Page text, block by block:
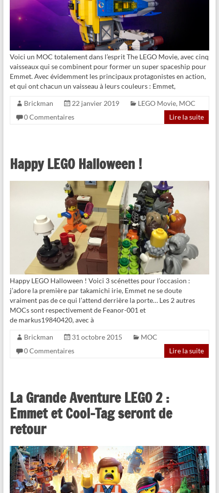
Voici un MOC totalement dans l’esprit The LEGO Movie, avec cinq
vaisseaux qui se combinent pour former un super spaceship pour
Emmet. Avec évidemment les principaux protagonistes en action,
et qui ont chacun un vaisseau à leurs couleurs : Emmet,
Brickman 22 janvier 2019 LEGO Movie, MOC
0 Commentaires
Lire la suite
Happy LEGO Halloween !
Happy LEGO Halloween ! Voici 3 scénettes pour l’occasion :
j’adore la première par takamichi irie, Emmet ne se doute
vraiment pas de ce qui l’attend derrière la porte… Les 2 autres
MOCs sont respectivement de Feanor-001 et
de markus19840420, avec à
Brickman 31 octobre 2015
MOC
0 Commentaires
Lire la suite
La Grande Aventure LEGO 2 :
Emmet et Cool-Tag seront de
retour